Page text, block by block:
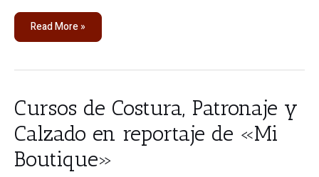
Read More »
Cursos de Costura, Patronaje y
Calzado en reportaje de «Mi
Boutique»
de
Costura,
Patronaje
y
Calzado
en
reportaje